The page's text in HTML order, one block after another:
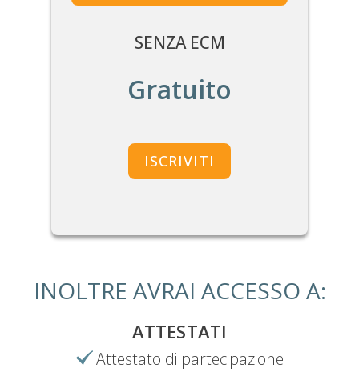
SENZA ECM
Gratuito
INOLTRE AVRAI ACCESSO A:
ATTESTATI
Attestato di partecipazione